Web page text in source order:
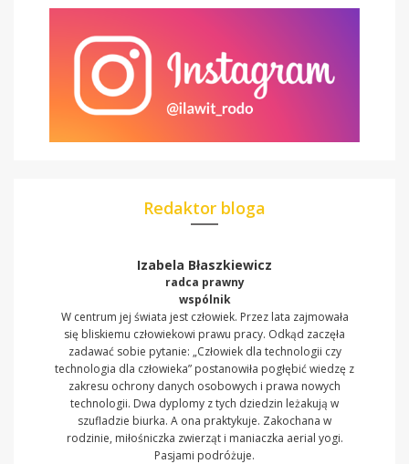
Redaktor bloga
Izabela Błaszkiewicz
radca prawny
wspólnik
W centrum jej świata jest człowiek. Przez lata zajmowała
się bliskiemu człowiekowi prawu pracy. Odkąd zaczęła
zadawać sobie pytanie: „Człowiek dla technologii czy
technologia dla człowieka” postanowiła pogłębić wiedzę z
zakresu ochrony danych osobowych i prawa nowych
technologii. Dwa dyplomy z tych dziedzin leżakują w
szufladzie biurka. A ona praktykuje. Zakochana w
rodzinie, miłośniczka zwierząt i maniaczka aerial yogi.
Pasjami podróżuje.